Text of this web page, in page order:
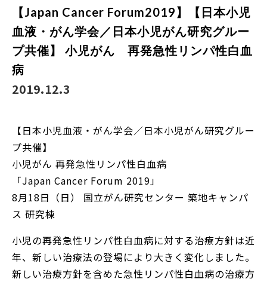
【Japan Cancer Forum2019】【日本小児
血液・がん学会／日本小児がん研究グルー
プ共催】 小児がん 再発急性リンパ性白血
病
2019.12.3
【日本小児血液・がん学会／日本小児がん研究グルー
プ共催】
小児がん 再発急性リンパ性白血病
「Japan Cancer Forum 2019」
8月18日（日） 国立がん研究センター 築地キャンパ
ス 研究棟
小児の再発急性リンパ性白血病に対する治療方針は近
年、新しい治療法の登場により大きく変化しました。
新しい治療方針を含めた急性リンパ性白血病の治療方